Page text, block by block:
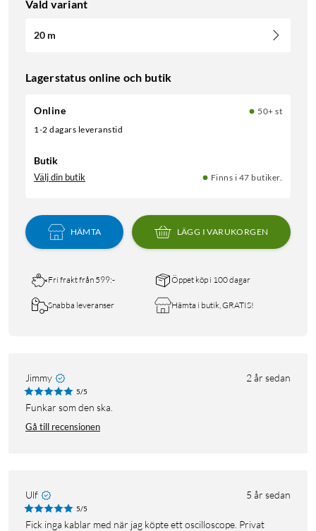
Vald variant
20 m
Lagerstatus online och butik
Online
50+ st
1-2 dagars leveranstid
Butik
Välj din butik Finns i 47 butiker.
HÄMTA LÄGG I VARUKORGEN
Fri frakt från 599:- Öppet köp i 100 dagar
Snabba leveranser Hämta i butik, GRATIS!
Jimmy 2 år sedan
5/5
Funkar som den ska.
Gå till recensionen
Ulf 5 år sedan
5/5
Fick inga kablar med när jag köpte ett oscilloscope. Privat